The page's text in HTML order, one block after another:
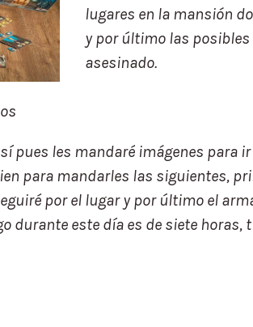
lugares en la mansión
y por último las
asesinado.
pues les mandaré imágenes para
para mandarles las siguientes,
por el lugar y por último el
durante este día es de siete horas,